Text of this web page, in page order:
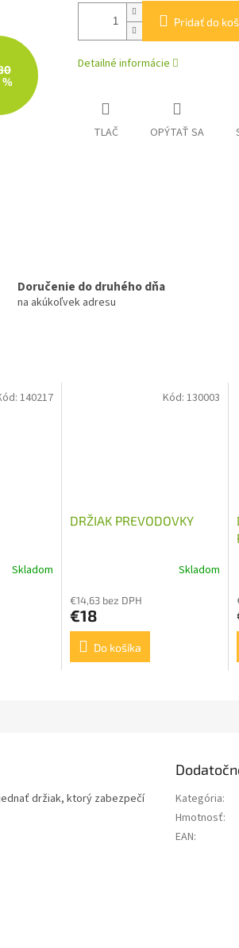
%
Pridať do
Detailné informácie
TLAČ OPÝTAŤ SA
Doručenie do druhého dňa
na akúkoľvek adresu
Skladom
140217
DRŽIAK PREVODOVKY
Skladom
€14,63 bez DPH
€18
Do košíka
Kód:130003
držiak, ktorý zabezpečí
Kategória:
Hmotnosť:
EAN: